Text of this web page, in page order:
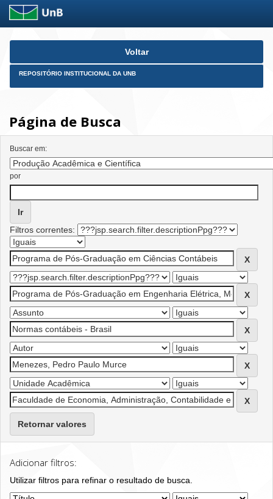
Skip
Voltar
REPOSITÓRIO INSTITUCIONAL DA UNB
Página de Busca
Buscar em:
por
Filtros correntes:
Retornar valores
Adicionar filtros:
Utilizar filtros para refinar o resultado de busca.